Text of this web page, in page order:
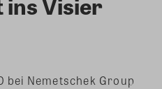
bei Nemetschek Group